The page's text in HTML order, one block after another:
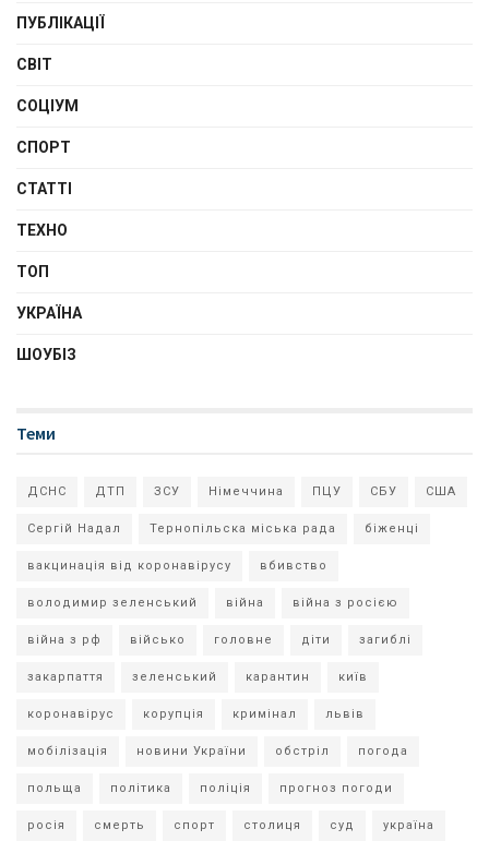
ПУБЛІКАЦІЇ
СВІТ
СОЦІУМ
СПОРТ
СТАТТІ
ТЕХНО
ТОП
УКРАЇНА
ШОУБІЗ
Теми
ДСНС ДТП ЗСУ Німеччина ПЦУ СБУ США
Сергій Надал Тернопільска міська рада біженці
вакцинація від коронавірусу вбивство
володимир зеленський війна війна з росією
війна з рф військо головне діти загиблі
закарпаття зеленський карантин київ
коронавірус корупція кримінал львів
мобілізація новини України обстріл погода
польща політика поліція прогноз погоди
росія смерть спорт столиця суд україна